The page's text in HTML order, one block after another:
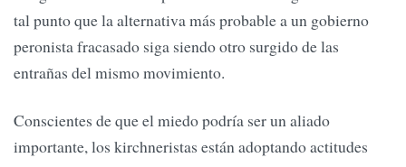
tal punto que la alternativa más probable a un gobierno
peronista fracasado siga siendo otro surgido de las
entrañas del mismo movimiento.
Conscientes de que el miedo podría ser un aliado
importante, los kirchneristas están adoptando actitudes